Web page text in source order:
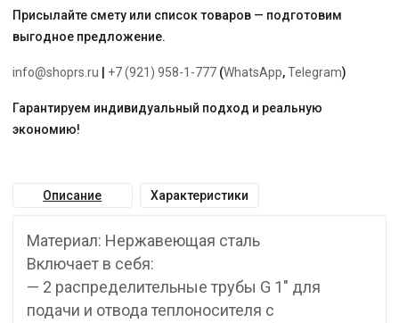
Присылайте смету или список товаров — подготовим
выгодное предложение.
info@shoprs.ru +7 (921) 958-1-777 (WhatsApp,Telegram)
Гарантируем индивидуальный подход и реальную
экономию!
Описание Характеристики
Материал: Нержавеющая сталь
Включает в себя:
— 2 распределительные трубы G 1″ для
подачи и отвода теплоносителя с